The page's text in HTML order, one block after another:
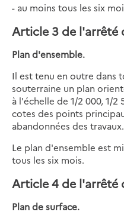
- au moins tous les six
Article 3 de l'arrêté
Plan d'ensemble.
Il est tenu en outre dans
souterraine un plan
à l'échelle de 1/2 000, 1/2
cotes des points
abandonnées des travaux.
Le plan d'ensemble est
tous les six mois.
Article 4 de l'arrêté
Plan de surface.